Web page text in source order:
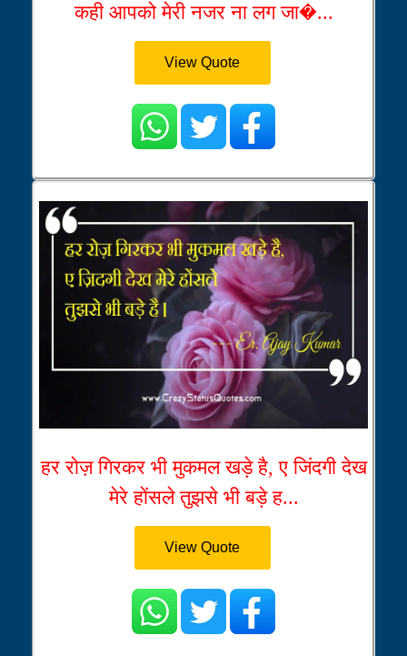
कही आपको मेरी नजर ना लग जा�...
View Quote
हर रोज़ गिरकर भी मुकमल खड़े है, ए जिंदगी देख
मेरे होंसले तुझसे भी बड़े ह...
View Quote